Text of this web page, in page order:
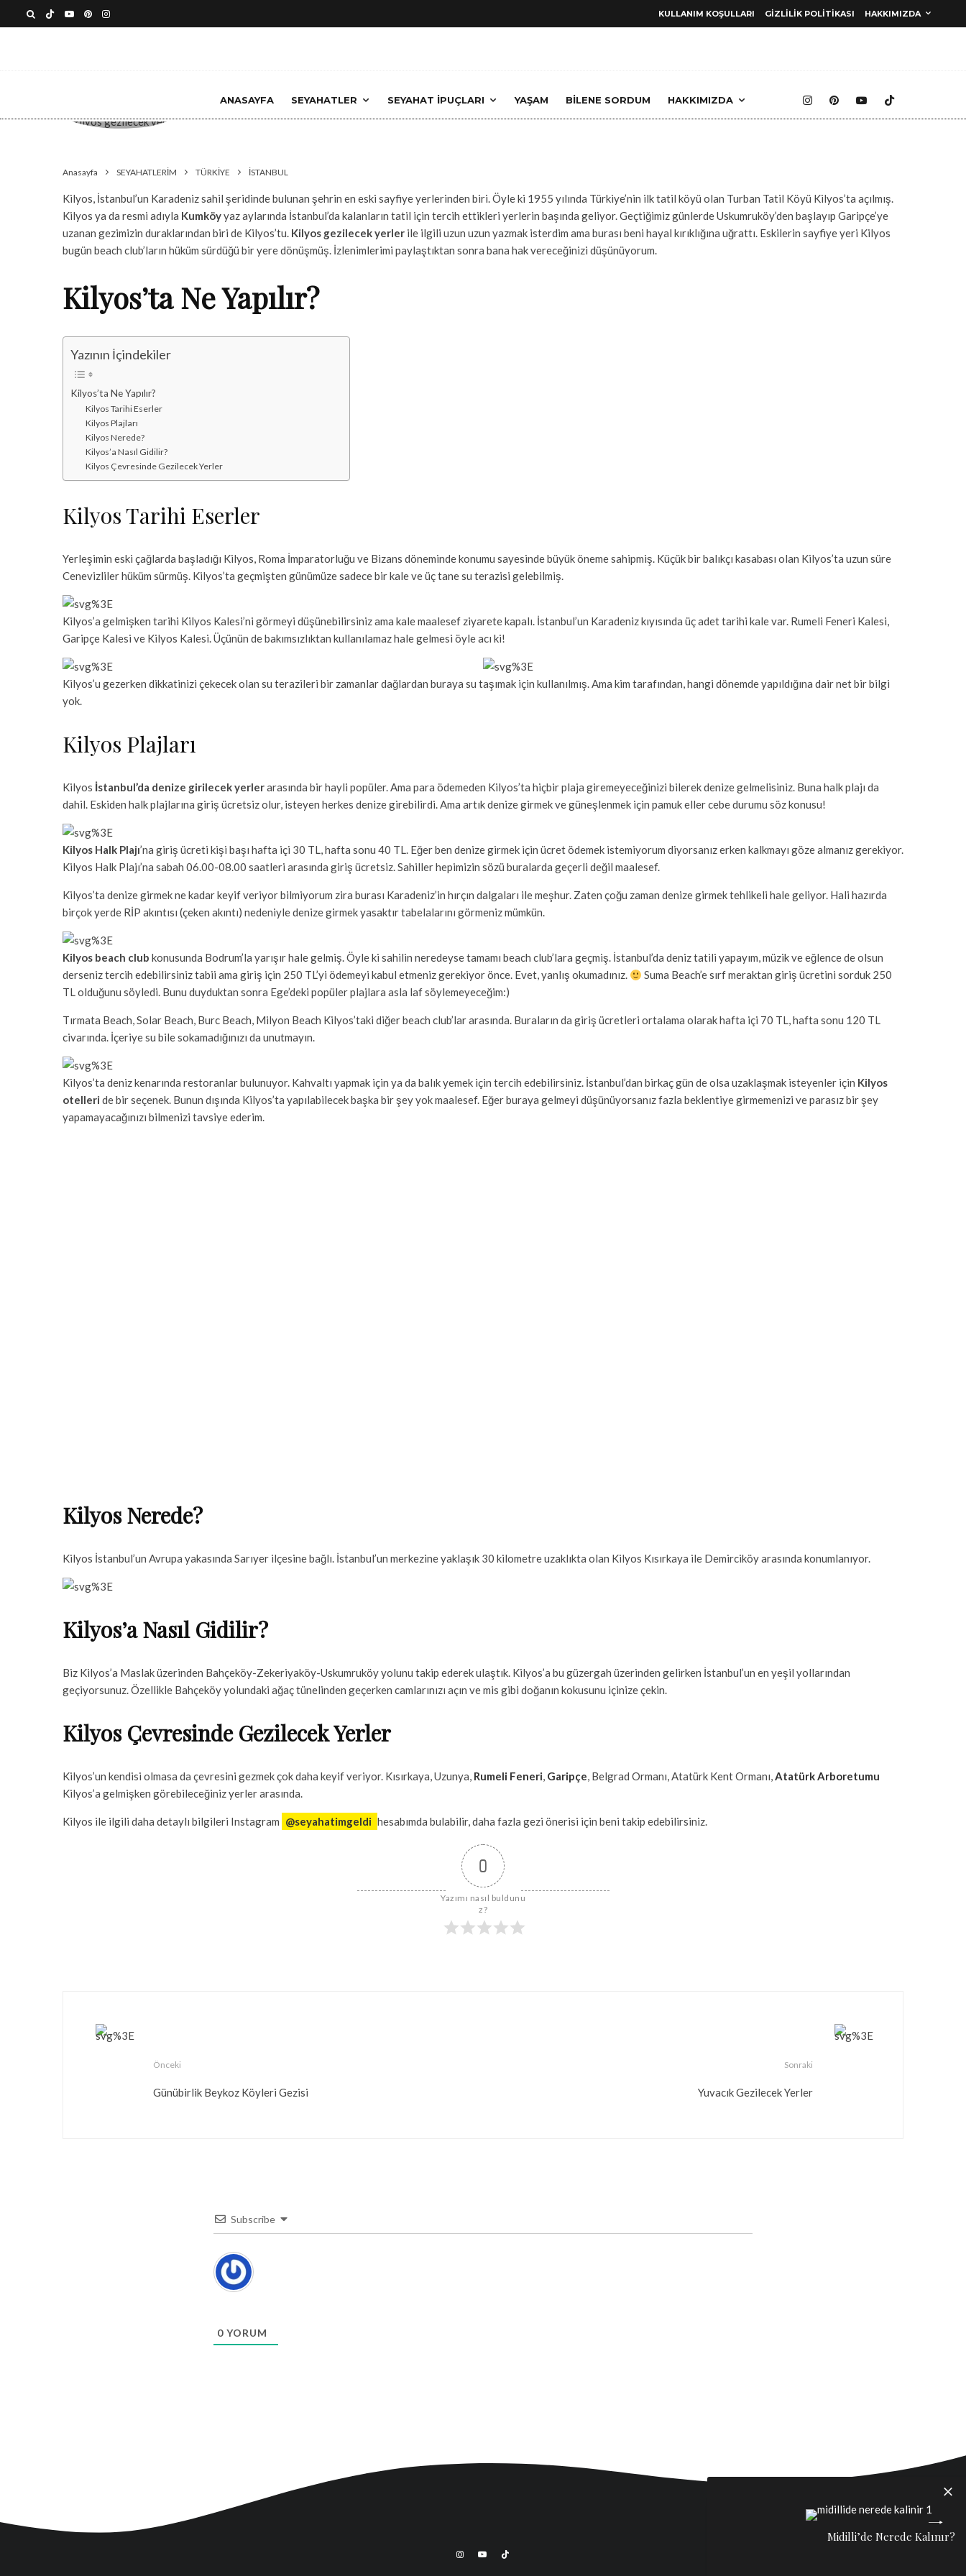
HAKKIMIZDA
GIZLILIK POLITIKASI
KULLANIM KOŞULLARI
ANASAYFA SEYAHATLER SEYAHAT İPUÇLARI YAŞAM BİLENE SORDUM HAKKIMIZDA
İSTANBUL 6 Ağustos 2021
Anasayfa SEYAHATLERİM TÜRKİYE İSTANBUL
Kilyos, İstanbul’un Karadeniz sahil şeridinde bulunan şehrin en eski sayfiye yerlerinden biri. Öyle ki 1955 yılında Türkiye’nin ilk tatil köyü olan Turban Tatil Köyü Kilyos’ta açılmış.
Kilyos ya da resmi adıyla Kumköyyaz aylarında İstanbul’da kalanların tatil için tercih ettikleri yerlerin başında geliyor. Geçtiğimiz günlerde Uskumruköy’den başlayıp Garipçe’ye
uzanan gezimizin duraklarından biri de Kilyos’tu. Kilyos gezilecek yerler ile ilgili uzun uzun yazmak isterdim ama burası beni hayal kırıklığına uğrattı. Eskilerin sayfiye yeri Kilyos
bugün beach club’ların hüküm sürdüğü bir yere dönüşmüş. İzlenimlerimi paylaştıktan sonra bana hak vereceğinizi düşünüyorum.
Kilyos’ta Ne Yapılır?
Yazının İçindekiler
Kilyos’ta Ne Yapılır?
Kilyos Tarihi Eserler
Kilyos Plajları
Kilyos Nerede?
Kilyos’a Nasıl Gidilir?
Kilyos Çevresinde Gezilecek Yerler
Kilyos Tarihi Eserler
Yerleşimin eski çağlarda başladığı Kilyos, Roma İmparatorluğu ve Bizans döneminde konumu sayesinde büyük öneme sahipmiş. Küçük bir balıkçı kasabası olan Kilyos’ta uzun süre
Cenevizliler hüküm sürmüş. Kilyos’ta geçmişten günümüze sadece bir kale ve üç tane su terazisi gelebilmiş.
Kilyos’a gelmişken tarihi Kilyos Kalesi’ni görmeyi düşünebilirsiniz ama kale maalesef ziyarete kapalı. İstanbul’un Karadeniz kıyısında üç adet tarihi kale var. Rumeli Feneri Kalesi,
Garipçe Kalesi ve Kilyos Kalesi. Üçünün de bakımsızlıktan kullanılamaz hale gelmesi öyle acı ki!
Kilyos’u gezerken dikkatinizi çekecek olan su terazileri bir zamanlar dağlardan buraya su taşımak için kullanılmış. Ama kim tarafından, hangi dönemde yapıldığına dair net bir bilgi
yok.
Kilyos Plajları
Kilyos İstanbul’da denize girilecek yerlerarasında bir hayli popüler. Ama para ödemeden Kilyos’ta hiçbir plaja giremeyeceğinizi bilerek denize gelmelisiniz. Buna halk plajı da
dahil. Eskiden halk plajlarına giriş ücretsiz olur, isteyen herkes denize girebilirdi. Ama artık denize girmek ve güneşlenmek için pamuk eller cebe durumu söz konusu!
Kilyos Halk Plajı’na giriş ücreti kişi başı hafta içi 30 TL, hafta sonu 40 TL. Eğer ben denize girmek için ücret ödemek istemiyorum diyorsanız erken kalkmayı göze almanız gerekiyor.
Kilyos Halk Plajı’na sabah 06.00-08.00 saatleri arasında giriş ücretsiz. Sahiller hepimizin sözü buralarda geçerli değil maalesef.
Kilyos’ta denize girmek ne kadar keyif veriyor bilmiyorum zira burası Karadeniz’in hırçın dalgaları ile meşhur. Zaten çoğu zaman denize girmek tehlikeli hale geliyor. Hali hazırda
birçok yerde RİP akıntısı (çeken akıntı) nedeniyle denize girmek yasaktır tabelalarını görmeniz mümkün.
Kilyos beach club konusunda Bodrum’la yarışır hale gelmiş. Öyle ki sahilin neredeyse tamamı beach club’lara geçmiş. İstanbul’da deniz tatili yapayım, müzik ve eğlence de olsun
derseniz tercih edebilirsiniz tabii ama giriş için 250 TL’yi ödemeyi kabul etmeniz gerekiyor önce. Evet, yanlış okumadınız.
Suma Beach’e sırf meraktan giriş ücretini sorduk 250
TL olduğunu söyledi. Bunu duyduktan sonra Ege’deki popüler plajlara asla laf söylemeyeceğim:)
Tırmata Beach, Solar Beach, Burc Beach, Milyon Beach Kilyos’taki diğer beach club’lar arasında. Buraların da giriş ücretleri ortalama olarak hafta içi 70 TL, hafta sonu 120 TL
civarında. İçeriye su bile sokamadığınızı da unutmayın.
Kilyos’ta deniz kenarında restoranlar bulunuyor. Kahvaltı yapmak için ya da balık yemek için tercih edebilirsiniz. İstanbul’dan birkaç gün de olsa uzaklaşmak isteyenler için Kilyos
otelleri de bir seçenek. Bunun dışında Kilyos’ta yapılabilecek başka bir şey yok maalesef. Eğer buraya gelmeyi düşünüyorsanız fazla beklentiye girmemenizi ve parasız bir şey
yapamayacağınızı bilmenizi tavsiye ederim.
Kilyos Nerede?
Kilyos İstanbul’un Avrupa yakasında Sarıyer ilçesine bağlı. İstanbul’un merkezine yaklaşık 30 kilometre uzaklıkta olan Kilyos Kısırkaya ile Demirciköy arasında konumlanıyor.
Kilyos’a Nasıl Gidilir?
Biz Kilyos’a Maslak üzerinden Bahçeköy-Zekeriyaköy-Uskumruköy yolunu takip ederek ulaştık. Kilyos’a bu güzergah üzerinden gelirken İstanbul’un en yeşil yollarından
geçiyorsunuz. Özellikle Bahçeköy yolundaki ağaç tünelinden geçerken camlarınızı açın ve mis gibi doğanın kokusunu içinize çekin.
Kilyos Çevresinde Gezilecek Yerler
Kilyos’un kendisi olmasa da çevresini gezmek çok daha keyif veriyor. Kısırkaya, Uzunya, Rumeli Feneri Garipçe , Belgrad Ormanı, Atatürk Kent Ormanı, Atatürk Arboretumu
Kilyos’a gelmişken görebileceğiniz yerler arasında.
Kilyos ile ilgili daha detaylı bilgileri Instagram @seyahatimgeldi hesabımda bulabilir, daha fazla gezi önerisi için beni takip edebilirsiniz.
0
Yazımı nasıl buldunu
z?
Önceki
Günübirlik Beykoz Köyleri Gezisi
Sonraki
Yuvacık Gezilecek Yerler
Subscribe
0 YORUM
Midilli’de Nerede Kalınır?